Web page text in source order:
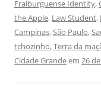
Fraiburguense Identity,
the Apple, Law Student,
Campinas,São Paulo,
tchozinho,Terra da
Cidade Grandeem 26